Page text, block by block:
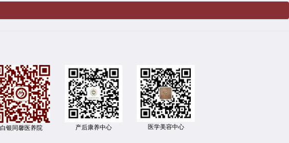
白银同馨医养院 产后康养中心 医学美容中心